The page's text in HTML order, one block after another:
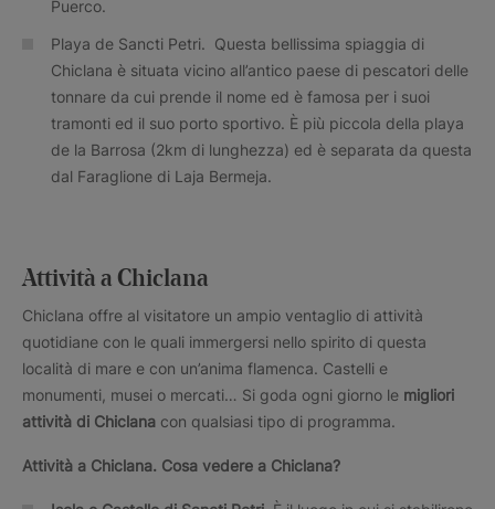
Puerco.
Playa de Sancti Petri. Questa bellissima spiaggia di
Chiclana è situata vicino all’antico paese di pescatori delle
tonnare da cui prende il nome ed è famosa per i suoi
tramonti ed il suo porto sportivo. È più piccola della playa
de la Barrosa (2km di lunghezza) ed è separata da questa
dal Faraglione di Laja Bermeja.
Attività a Chiclana
Chiclana offre al visitatore un ampio ventaglio di attività
quotidiane con le quali immergersi nello spirito di questa
località di mare e con un’anima flamenca. Castelli e
monumenti, musei o mercati… Si goda ogni giorno le migliori
attività di Chiclana con qualsiasi tipo di programma.
Attività a Chiclana. Cosa vedere a Chiclana?